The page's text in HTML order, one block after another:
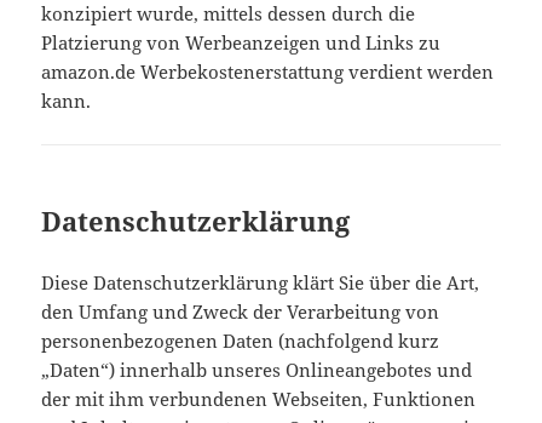
konzipiert wurde, mittels dessen durch die
Platzierung von Werbeanzeigen und Links zu
amazon.de Werbekostenerstattung verdient werden
kann.
Datenschutzerklärung
Diese Datenschutzerklärung klärt Sie über die Art,
den Umfang und Zweck der Verarbeitung von
personenbezogenen Daten (nachfolgend kurz
„Daten“) innerhalb unseres Onlineangebotes und
der mit ihm verbundenen Webseiten, Funktionen